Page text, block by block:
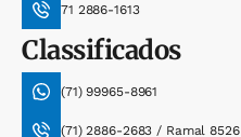
71 2886-1613
Classificados
(71) 99965-8961
(71) 2886-2683 / Ramal 8526